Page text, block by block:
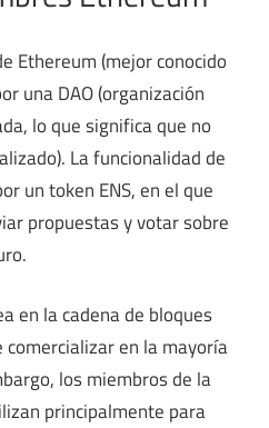
Ethereum (mejor conocido
una DAO (organización
lo que significa que no
La funcionalidad de
un token ENS, en el que
propuestas y votar sobre
en la cadena de bloques
en la mayoría
los miembros de la
principalmente para